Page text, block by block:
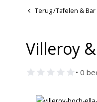
Terug/Tafelen & Bar
Villeroy
• 0